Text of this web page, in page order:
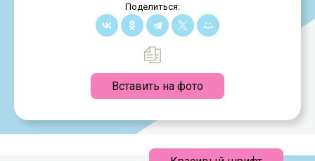
Поделиться:
Вставить на фото